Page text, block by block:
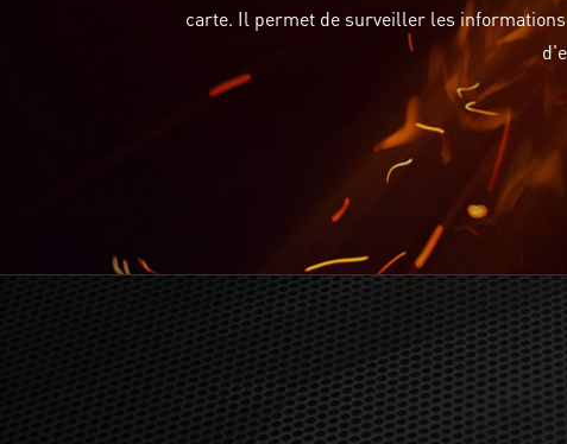
carte. Il permet de surveiller les
Radeon™ Anti-Lag est compatible avec les API DirectX 9, DirectX 11
plus récents, dont les configurations graphiques hybrides et